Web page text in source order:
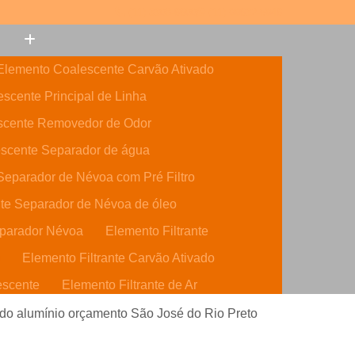
Coalescente Carvão Ativado
Principal de Linha
Removedor de Odor
Separador de água
de Névoa com Pré Filtro
Separador de Névoa de óleo
Névoa
Elemento Filtrante
Elemento Filtrante Carvão Ativado
Elemento Filtrante de Ar
Ativado
Elemento Filtrante de óleo
alumínio orçamento São José do Rio Preto